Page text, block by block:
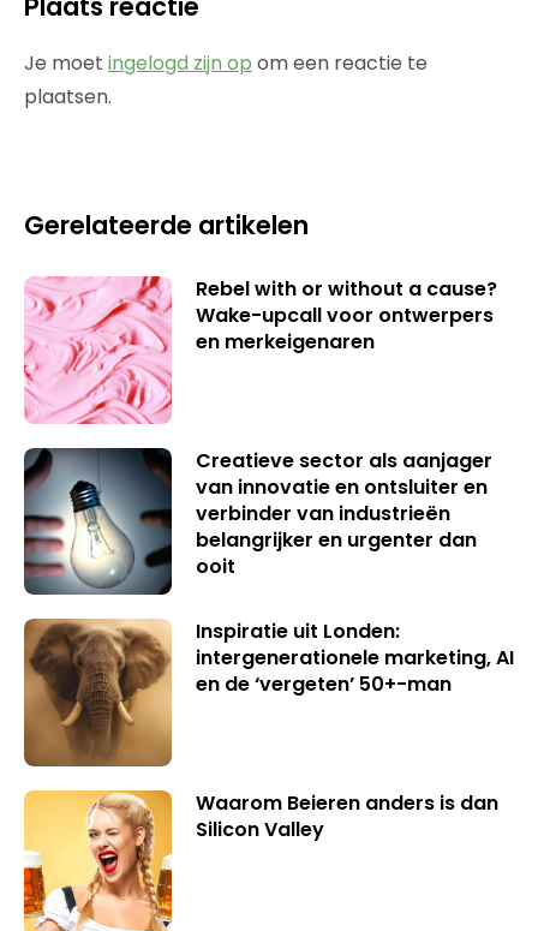
Je moet ingelogd zijn op om een reactie te
plaatsen.
Gerelateerde artikelen
Rebel with or without a cause?
Wake-upcall voor ontwerpers
en merkeigenaren
Creatieve sector als aanjager
van innovatie en ontsluiter en
verbinder van industrieën
belangrijker en urgenter dan
ooit
Inspiratie uit Londen:
intergenerationele marketing, AI
en de ‘vergeten’ 50+-man
Waarom Beieren anders is dan
Silicon Valley